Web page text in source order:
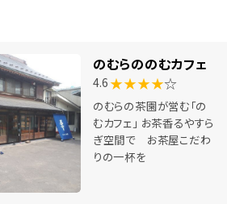
のむらののむカフェ
4.6 ★★★★☆
のむらの茶園が営む「の
むカフェ」 お茶香るやすら
ぎ空間で お茶屋こだわ
りの一杯を